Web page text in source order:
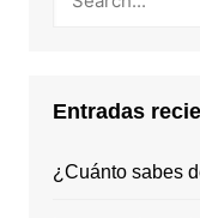
Entradas
¿Cuánto sabes